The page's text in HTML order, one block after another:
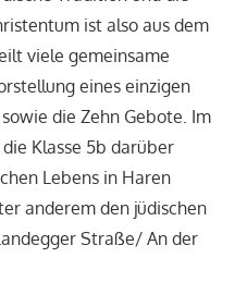
ist also aus dem
viele gemeinsame
eines einzigen
die Zehn Gebote. Im
Klasse 5b darüber
Lebens in Haren
anderem den jüdischen
Straße/ An der